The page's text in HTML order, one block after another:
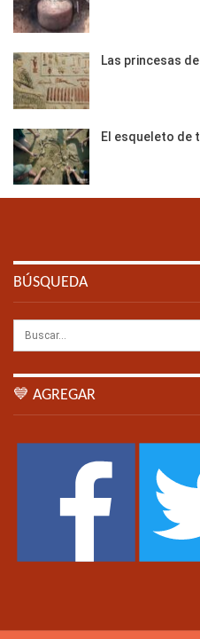
Las princesas
El esqueleto de
BÚSQUEDA
💙 AGREGAR